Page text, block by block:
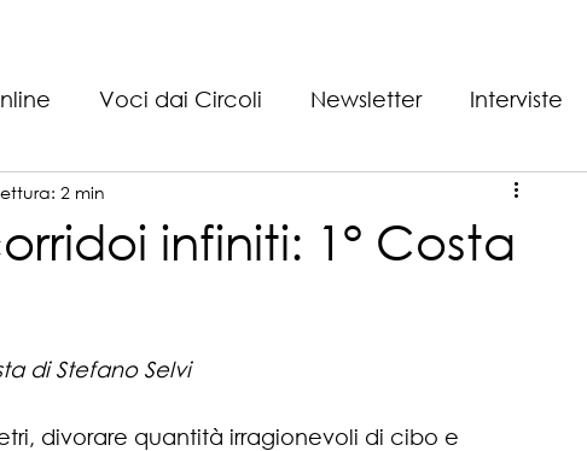
Voci dai Circoli Newsletter Interviste
BCVE
infiniti: 1° Costa
2 min
di Stefano Selvi
divorare quantità irragionevoli di cibo e